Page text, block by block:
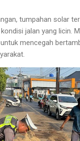
tumpahan solar
jalan yang licin.
mencegah